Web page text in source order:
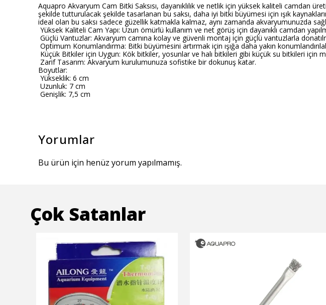
Aquapro Akvaryum Cam Bitki Saksısı, dayanıklılık ve netlik için yüksek kaliteli camdan
şekilde tutturulacak şekilde tasarlanan bu saksı, daha iyi bitki büyümesi için ışık
ideal olan bu saksı sadece güzellik katmakla kalmaz, aynı zamanda akvaryumunuzda
Yüksek Kaliteli Cam Yapı: Uzun ömürlü kullanım ve net görüş için dayanıklı camdan
Güçlü Vantuzlar: Akvaryum camına kolay ve güvenli montaj için güçlü vantuzlarla
Optimum Konumlandırma: Bitki büyümesini artırmak için ışığa daha yakın
Küçük Bitkiler için Uygun: Kök bitkiler, yosunlar ve halı bitkileri gibi küçük su bitkileri için
Zarif Tasarım: Akvaryum kurulumunuza sofistike bir dokunuş katar.
Boyutlar:
Yükseklik: 6 cm
Uzunluk: 7 cm
Genişlik: 7,5 cm
Yorumlar
Bu ürün için henüz yorum yapılmamış.
Çok Satanlar